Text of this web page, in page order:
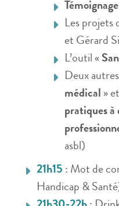
Les projets
et Gérard
L’outil «
Deux
médical »
pratiques à
asbl)
21h15 : Mot de
Handicap &